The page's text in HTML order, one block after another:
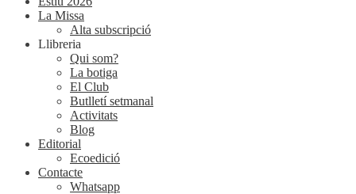
La Missa
Alta subscripció
Llibreria
Qui som?
La botiga
El Club
Butlletí setmanal
Activitats
Blog
Editorial
Ecoedició
Contacte
Whatsapp